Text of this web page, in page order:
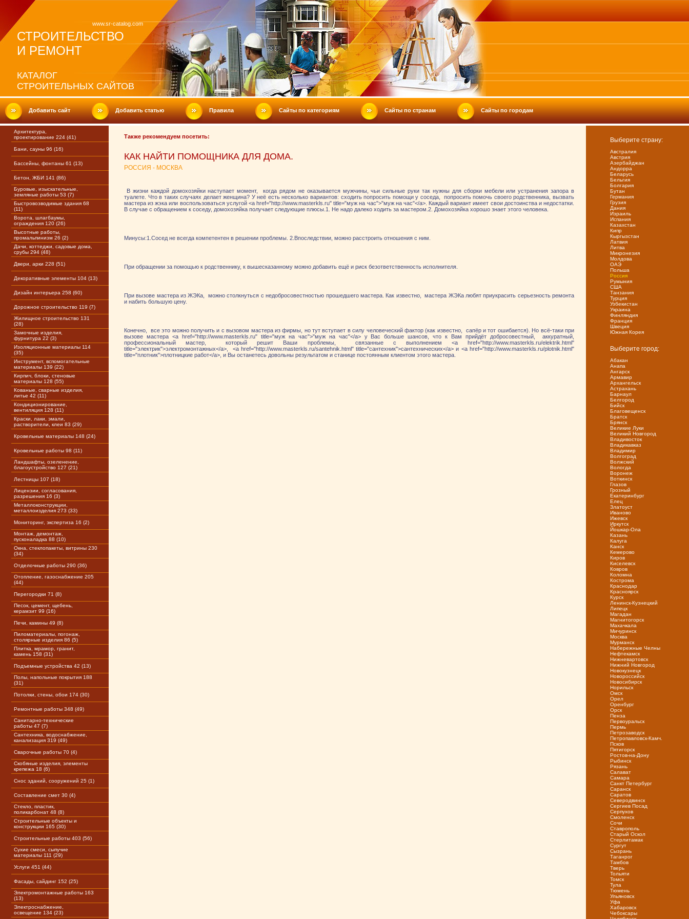
www.sr-catalog.com
СТРОИТЕЛЬСТВО
И РЕМОНТ
КАТАЛОГ
СТРОИТЕЛЬНЫХ САЙТОВ
Добавить сайт Добавить статью Правила Сайты по категориям Сайты по странам Сайты по городам
Архитектура,
проектирование 224 (41)
Бани, сауны 96 (16)
Бассейны, фонтаны 61 (13)
Бетон, ЖБИ 141 (86)
Буровые, изыскательные,
земляные работы 53 (7)
Быстровозводимые здания 68
(11)
Ворота, шлагбаумы,
ограждения 120 (26)
Высотные работы,
промальпинизм 26 (2)
Дачи, коттеджи, садовые дома,
срубы 294 (48)
Двери, арки 228 (51)
Декоративные элементы 104 (13)
Дизайн интерьера 258 (60)
Дорожное строительство 119 (7)
Жилищное строительство 131
(28)
Замочные изделия,
фурнитура 22 (3)
Изоляционные материалы 114
(35)
Инструмент, вспомогательные
материалы 139 (22)
Кирпич, блоки, стеновые
материалы 128 (55)
Кованые, сварные изделия,
литье 42 (11)
Кондиционирование,
вентиляция 128 (11)
Краски, лаки, эмали,
растворители, клеи 83 (29)
Кровельные материалы 148 (24)
Кровельные работы 98 (11)
Ландшафты, озеленение,
благоустройство 127 (21)
Лестницы 107 (18)
Лицензии, согласования,
разрешения 16 (3)
Металлоконструкции,
металлоизделия 273 (33)
Мониторинг, экспертиза 16 (2)
Монтаж, демонтаж,
пусконаладка 88 (10)
Окна, стеклопакеты, витрины 230
(34)
Отделочные работы 290 (36)
Отопление, газоснабжение 205
(44)
Перегородки 71 (8)
Песок, цемент, щебень,
керамзит 99 (16)
Печи, камины 49 (8)
Пиломатериалы, погонаж,
столярные изделия 86 (5)
Плитка, мрамор, гранит,
камень 158 (31)
Подъемные устройства 42 (13)
Полы, напольные покрытия 188
(31)
Потолки, стены, обои 174 (30)
Ремонтные работы 348 (49)
Санитарно-технические
работы 47 (7)
Сантехника, водоснабжение,
канализация 319 (49)
Сварочные работы 70 (4)
Скобяные изделия, элементы
крепежа 18 (6)
Снос зданий, сооружений 25 (1)
Составление смет 30 (4)
Стекло, пластик,
поликарбонат 48 (8)
Строительные объекты и
конструкции 165 (30)
Строительные работы 403 (56)
Сухие смеси, сыпучие
материалы 111 (29)
Услуги 451 (44)
Фасады, сайдинг 152 (25)
Электромонтажные работы 163
(13)
Электроснабжение,
освещение 134 (23)
Также рекомендуем посетить:
КАК НАЙТИ ПОМОЩНИКА ДЛЯ ДОМА.
РОССИЯ - МОСКВА
В жизни каждой домохозяйки наступает момент, когда рядом не оказывается мужчины, чьи сильные руки так нужны для сборки мебели или устранения запора в
туалете. Что в таких случаях делает женщина? У неё есть несколько вариантов: сходить попросить помощи у соседа, попросить помочь своего родственника, вызвать
мастера из жэка или воспользоваться услугой <a href="http://www.masterkls.ru" title="муж на час">"муж на час"</a>. Каждый вариант имеет свои достоинства и недостатки.
В случае с обращением к соседу, домохозяйка получает следующие плюсы.1. Не надо далеко ходить за мастером.2. Домохозяйка хорошо знает этого человека.
Минусы:1.Сосед не всегда компетентен в решении проблемы. 2.Впоследствии, можно расстроить отношения с ним.
При обращении за помощью к родственнику, к вышесказанному можно добавить ещё и риск безответственность исполнителя.
При вызове мастера из ЖЭКа, можно столкнуться с недобросовестностью прошедшего мастера. Как известно, мастера ЖЭКа любят приукрасить серьезность ремонта
и набить большую цену.
Конечно, все это можно получить и с вызовом мастера из фирмы, но тут вступает в силу человеческий фактор (как известно, сапёр и тот ошибается). Но всё-таки при
вызове мастера <a href="http://www.masterkls.ru" title="муж на час">"муж на час"</a> у Вас больше шансов, что к Вам прийдёт добросовестный, аккуратный,
профессиональный мастер, который решит Ваши проблемы, связанные с выполнением <a href="http://www.masterkls.ru/elektrik.html"
title="электрик">электромонтажных</a>, <a href="http://www.masterkls.ru/santehnik.html" title="сантехник">сантехнических</a> и <a href="http://www.masterkls.ru/plotnik.html"
title="плотник">плотницкие работ</a>, и Вы останетесь довольны результатом и станице постоянным клиентом этого мастера.
Выберите страну:
Австралия
Австрия
Азербайджан
Андорра
Беларусь
Бельгия
Болгария
Бутан
Германия
Грузия
Дания
Израиль
Испания
Казахстан
Кипр
Кыргызстан
Латвия
Литва
Микронезия
Молдова
ОАЭ
Польша
Россия
Румыния
США
Танзания
Турция
Узбекистан
Украина
Финляндия
Франция
Швеция
Южная Корея
Выберите город:
Абакан
Анапа
Ангарск
Армавир
Архангельск
Астрахань
Барнаул
Белгород
Бийск
Благовещенск
Братск
Брянск
Великие Луки
Великий Новгород
Владивосток
Владикавказ
Владимир
Волгоград
Волжский
Вологда
Воронеж
Воткинск
Глазов
Грозный
Екатеринбург
Елец
Златоуст
Иваново
Ижевск
Иркутск
Йошкар-Ола
Казань
Калуга
Канск
Кемерово
Киров
Киселевск
Ковров
Коломна
Кострома
Краснодар
Красноярск
Курск
Ленинск-Кузнецкий
Липецк
Магадан
Магнитогорск
Махачкала
Мичуринск
Москва
Мурманск
Набережные Челны
Нефтекамск
Нижневартовск
Нижний Новгород
Новокузнецк
Новороссийск
Новосибирск
Норильск
Омск
Орел
Оренбург
Орск
Пенза
Первоуральск
Пермь
Петрозаводск
Петропавловск-Камч.
Псков
Пятигорск
Ростов-на-Дону
Рыбинск
Рязань
Салават
Самара
Санкт Петербург
Саранск
Саратов
Северодвинск
Сергиев Посад
Серпухов
Смоленск
Сочи
Ставрополь
Старый Оскол
Стерлитамак
Сургут
Сызрань
Таганрог
Тамбов
Тверь
Тольяти
Томск
Тула
Тюмень
Ульяновск
Уфа
Хабаровск
Чебоксары